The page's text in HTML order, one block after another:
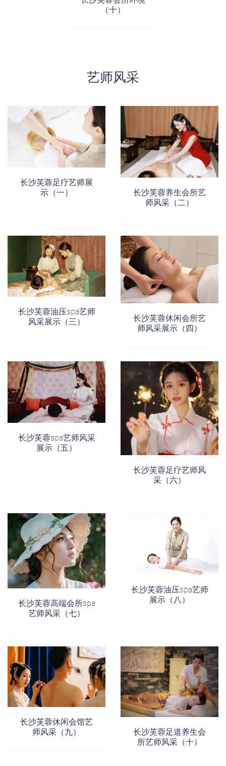
（十）
艺师风采
长沙芙蓉足疗艺师展
示（一）
长沙芙蓉养生会所艺
师风采（二）
长沙芙蓉油压spa艺师
风采展示（三）
长沙芙蓉休闲会所艺
师风采展示（四）
长沙芙蓉spa艺师风采
展示（五）
长沙芙蓉足疗艺师风
采（六）
长沙芙蓉高端会所spa
艺师风采（七）
长沙芙蓉油压spa艺师
展示（八）
长沙芙蓉休闲会馆艺
师风采（九）
长沙芙蓉足道养生会
所艺师风采（十）